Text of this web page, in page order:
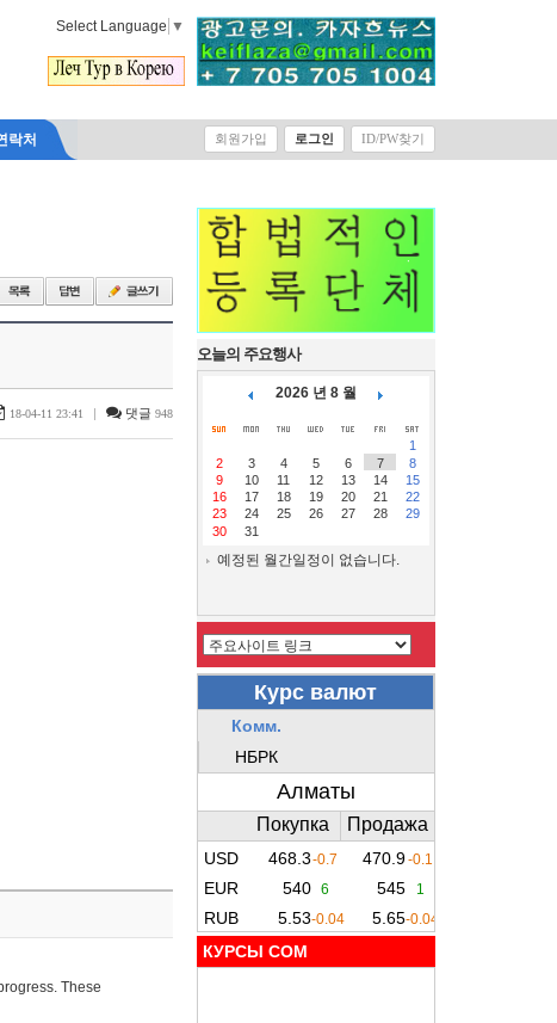
Select Language ▼
락처 회원가입 로그인 ID/PW찾기
18-04-11 23:41 | 댓글 948
These
오늘의 주요행사
2026 년 8 월
1
2
3 4 5 6 7
8
9
10 11 12 13 14
15
16
17 18 19 20 21
22
23
24 25 26 27 28
29
30
31
예정된 월간일정이 없습니다.
КУРСЫ COM